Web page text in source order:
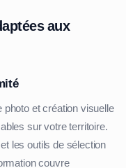
aux
et création visuelle
sur votre territoire.
les outils de sélection
couvre